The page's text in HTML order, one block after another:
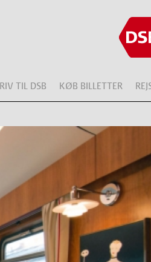
TIL DSB KØB BILLETTER